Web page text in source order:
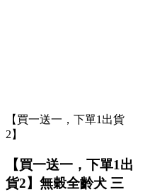
【買一送一，下單1出貨
2】
【買一送一，下單1出
貨2】無穀全齡犬 三